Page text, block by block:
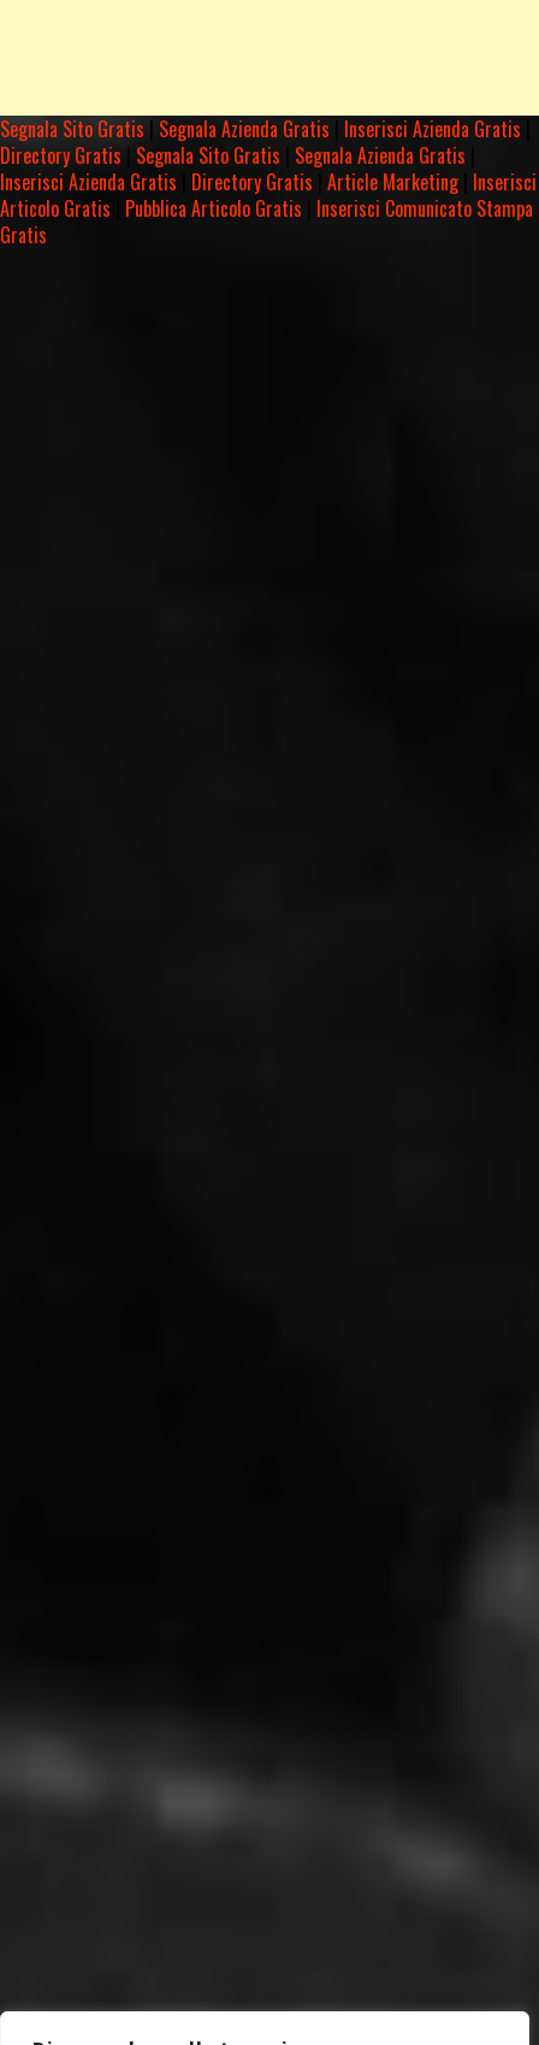
Segnala Sito Gratis | Segnala Azienda Gratis Inserisci Azienda Gratis
Directory Gratis | Segnala Sito Gratis Segnala Azienda Gratis
Inserisci Azienda Gratis Directory Gratis Article Marketing| Inserisci
Articolo Gratis Pubblica Articolo Gratis Inserisci Comunicato Stampa
Gratis